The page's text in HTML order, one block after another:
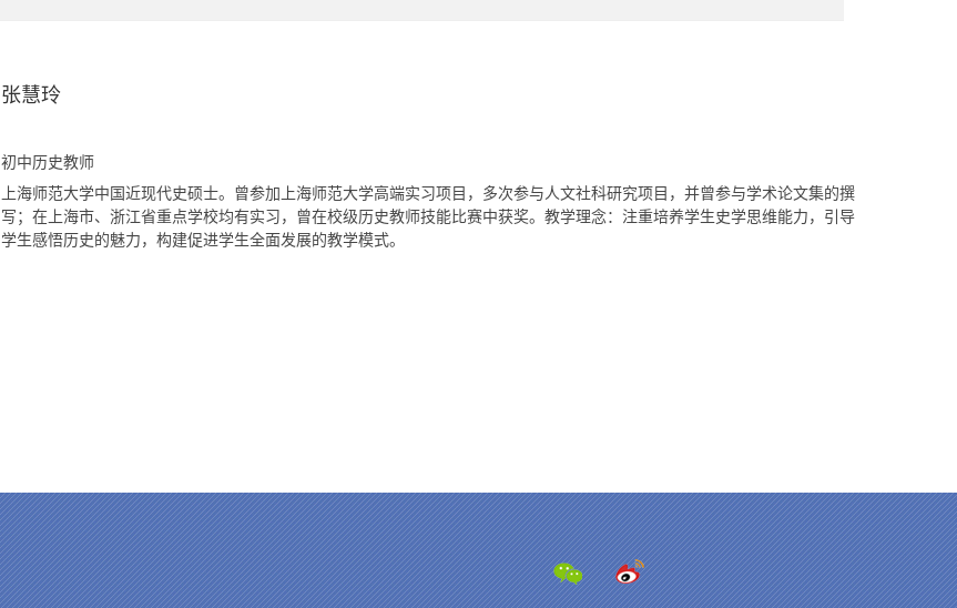
张慧玲
初中历史教师
上海师范大学中国近现代史硕士。曾参加上海师范大学高端实习项目，多次参与人文社科研究项目，并曾参与学术论文集的撰
写；在上海市、浙江省重点学校均有实习，曾在校级历史教师技能比赛中获奖。教学理念：注重培养学生史学思维能力，引导
学生感悟历史的魅力，构建促进学生全面发展的教学模式。